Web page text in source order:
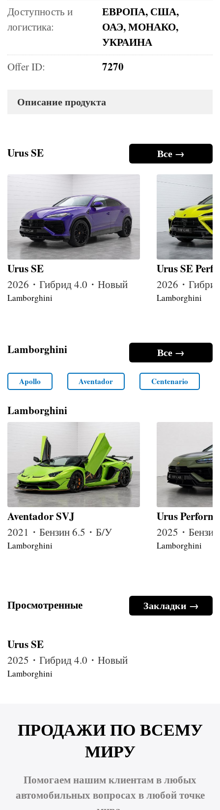
Доступность и
логистика:
ЕВРОПА, США,
ОАЭ, МОНАКО,
УКРАИНА
Offer ID: 7270
Описание продукта
Все →
Urus SE
Urus SE
2026・Гибрид 4.0・Новый
Lamborghini
Urus SE
2026・
Lamborghini
Все →
Lamborghini
Apollo Aventador Centenario
Lamborghini
Aventador SVJ
2021・Бензин 6.5・Б/У
Lamborghini
Urus
2025・
Lamborghini
Закладки →
Просмотренные
Urus SE
2025・Гибрид 4.0・Новый
Lamborghini
ПРОДАЖИ ПО ВСЕМУ
МИРУ
Помогаем нашим клиентам в любых
автомобильных вопросах в любой точке